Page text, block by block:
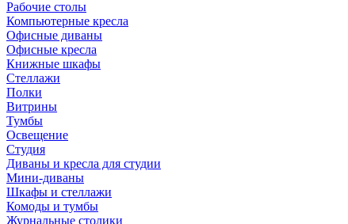
Рабочие столы
Компьютерные кресла
Офисные диваны
Офисные кресла
Книжные шкафы
Стеллажи
Полки
Витрины
Тумбы
Освещение
Студия
Диваны и кресла для студии
Мини-диваны
Шкафы и стеллажи
Комоды и тумбы
Журнальные столики